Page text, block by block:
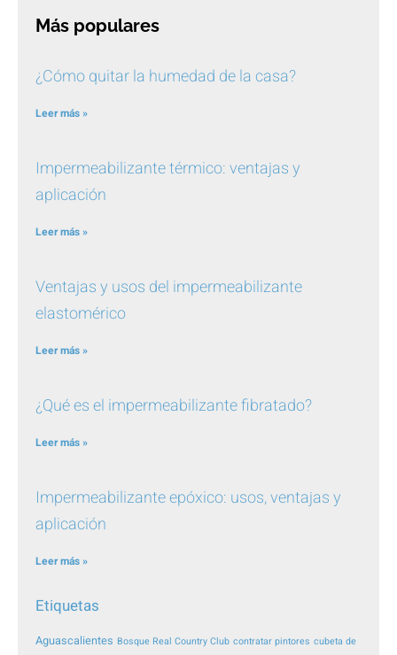
Más populares
¿Cómo quitar la humedad de la casa?
Leer más »
Impermeabilizante térmico: ventajas y
aplicación
Leer más »
Ventajas y usos del impermeabilizante
elastomérico
Leer más »
¿Qué es el impermeabilizante fibratado?
Leer más »
Impermeabilizante epóxico: usos, ventajas y
aplicación
Leer más »
Etiquetas
Aguascalientes Bosque Real Country Club contratar pintores cubeta de